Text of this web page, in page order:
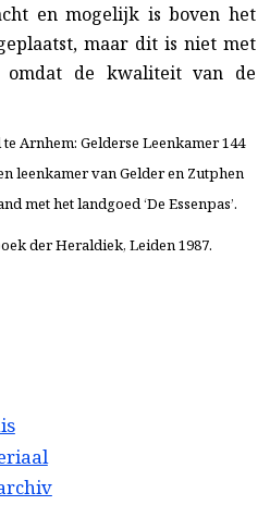
en mogelijk is boven het
maar dit is niet met
omdat de kwaliteit van de
Arnhem: Gelderse Leenkamer 144
leenkamer van Gelder en Zutphen
met het landgoed ‘De Essenpas’.
der Heraldiek, Leiden 1987.